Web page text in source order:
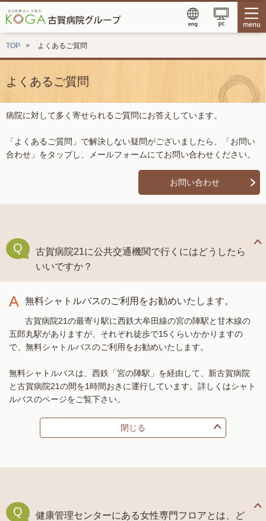
TOP よくあるご質問
よくあるご質問
病院に対して多く寄せられるご質問にお答えしています。
「よくあるご質問」で解決しない疑問がございましたら、「お問い
合わせ」をタップし、メールフォームにてお問い合わせください。
お問い合わせ
Q
古賀病院21に公共交通機関で行くにはどうしたら
いいですか？
A 無料シャトルバスのご利用をお勧めいたします。
古賀病院21の最寄り駅に西鉄大牟田線の宮の陣駅と甘木線の
五郎丸駅がありますが、それぞれ徒歩で15くらいかかりますの
で、無料シャトルバスのご利用をお勧めいたします。
無料シャトルバスは、西鉄「宮の陣駅」を経由して、新古賀病院
と古賀病院21の間を1時間おきに運行しています。詳しくはシャト
ルバスのページをご覧下さい。
閉じる
Q
健康管理センターにある女性専門フロアとは、ど